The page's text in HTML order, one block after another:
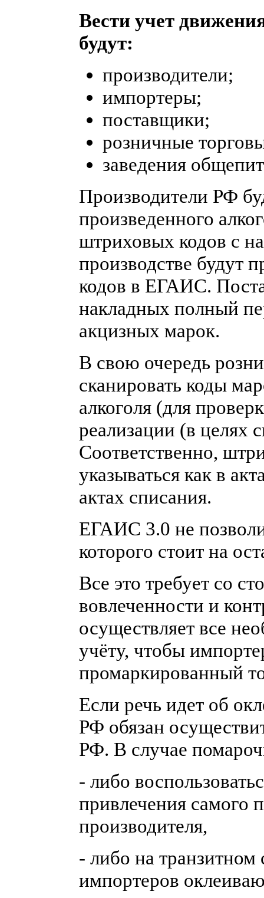
Вести учет
будут:
производители;
импортеры;
поставщики;
розничные
заведения
Производители РФ
произведенного
штриховых кодов с
производстве будут
кодов в ЕГАИС.
накладных полный
акцизных марок.
В свою очередь
сканировать коды
алкоголя (для
реализации (в целях
Соответственно,
указываться как в
актах списания.
ЕГАИС 3.0 не
которого стоит на
Все это требует со
вовлеченности и
осуществляет все
учёту, чтобы
промаркированный
Если речь идет об
РФ обязан
РФ. В случае
- либо
привлечения самого
производителя,
- либо на
импортеров